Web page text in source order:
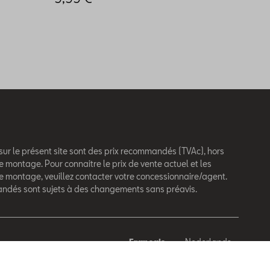
le présent site sont des prix recommandés (TVAc), hors
montage. Pour connaitre le prix de vente actuel et les
montage, veuillez contacter votre concessionnaire/agent.
sont sujets à des changements sans préavis.
Français
Nederlands